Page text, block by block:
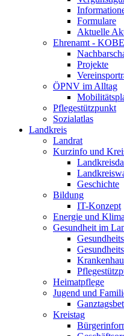
Formulare
Aktuelle
Ehrenamt - KOBE
Projekte
ÖPNV im Alltag
Pflegestützpunkt
Sozialatlas
Landkreis
Landrat
Kurzinfo und
Geschichte
Bildung
IT-Konzept
Energie und
Gesundheit im
Heimatpflege
Jugend und
Kreistag